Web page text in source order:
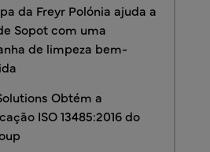
da Freyr Polónia ajuda a
Sopot com uma
de limpeza bem-
Obtém a
ISO 13485:2016 do